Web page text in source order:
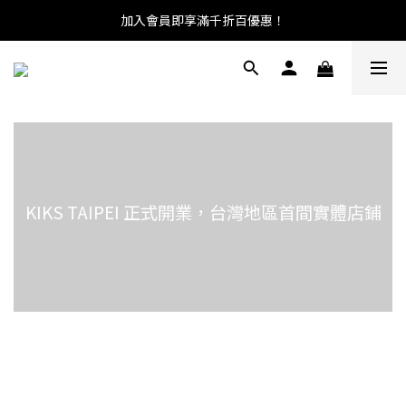
加入會員即享滿千折百優惠！
KIKS TAIPEI 正式開業，台灣地區首間實體店鋪